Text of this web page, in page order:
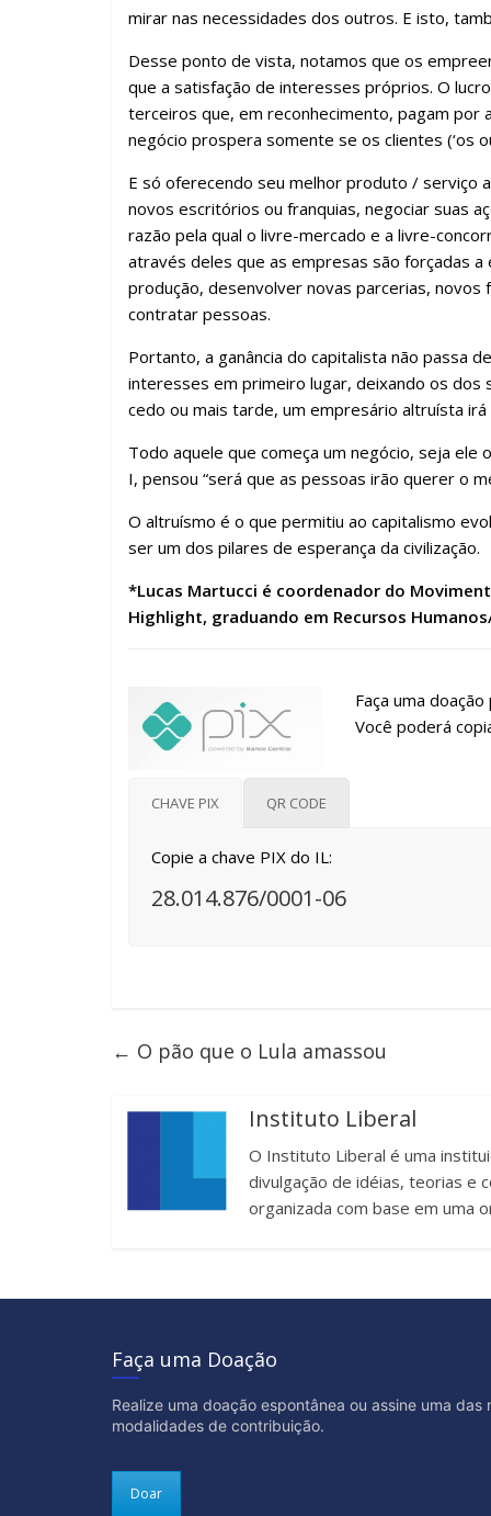
mirar nas necessidades dos outros. E isto,
Desse ponto de vista, notamos que os
que a satisfação de interesses próprios. O
terceiros que, em reconhecimento, pagam por
negócio prospera somente se os clientes (‘os
E só oferecendo seu melhor produto / serviço
novos escritórios ou franquias, negociar suas
razão pela qual o livre-mercado e a livre-
através deles que as empresas são forçadas
produção, desenvolver novas parcerias,
contratar pessoas.
Portanto, a ganância do capitalista não passa
interesses em primeiro lugar, deixando os dos
cedo ou mais tarde, um empresário altruísta irá
Todo aquele que começa um negócio, seja ele
I, pensou “será que as pessoas irão querer o
O altruísmo é o que permitiu ao capitalismo
ser um dos pilares de esperança da civilização.
*Lucas Martucci é coordenador do
Highlight, graduando em Recursos
Faça uma
Você poderá
CHAVE PIX QR CODE
Copie a chave PIX do IL:
28.014.876/0001-06
← O pão que o Lula amassou
Instituto Liberal
O Instituto Liberal é uma
divulgação de idéias, teorias e
organizada com base em uma
Faça uma Doação
Realize uma doação espontânea ou assine uma das
modalidades de contribuição.
Doar